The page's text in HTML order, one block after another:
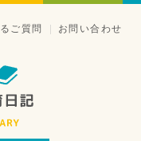
ご質問 お問い合わせ